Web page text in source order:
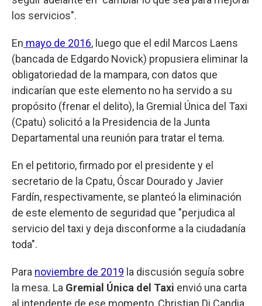
los servicios".
En mayo de 2016, luego que el edil Marcos Laens
(bancada de Edgardo Novick) propusiera eliminar la
obligatoriedad de la mampara, con datos que
indicarían que este elemento no ha servido a su
propósito (frenar el delito), la Gremial Única del Taxi
(Cpatu) solicitó a la Presidencia de la Junta
Departamental una reunión para tratar el tema.
En el petitorio, firmado por el presidente y el
secretario de la Cpatu, Óscar Dourado y Javier
Fardín, respectivamente, se planteó la eliminación
de este elemento de seguridad que "perjudica al
servicio del taxi y deja disconforme a la ciudadanía
toda".
Para noviembre de 2019 la discusión seguía sobre
la mesa. La Gremial Única del Taxi envió una carta
al intendente de ese momento, Christian Di Candia,